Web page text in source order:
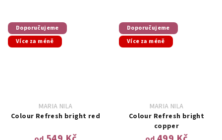
Doporučujeme
Více za méně
MARIA NILA
Colour Refresh bright red
Doporučujeme
Více za méně
MARIA NILA
Colour Refresh bright
copper